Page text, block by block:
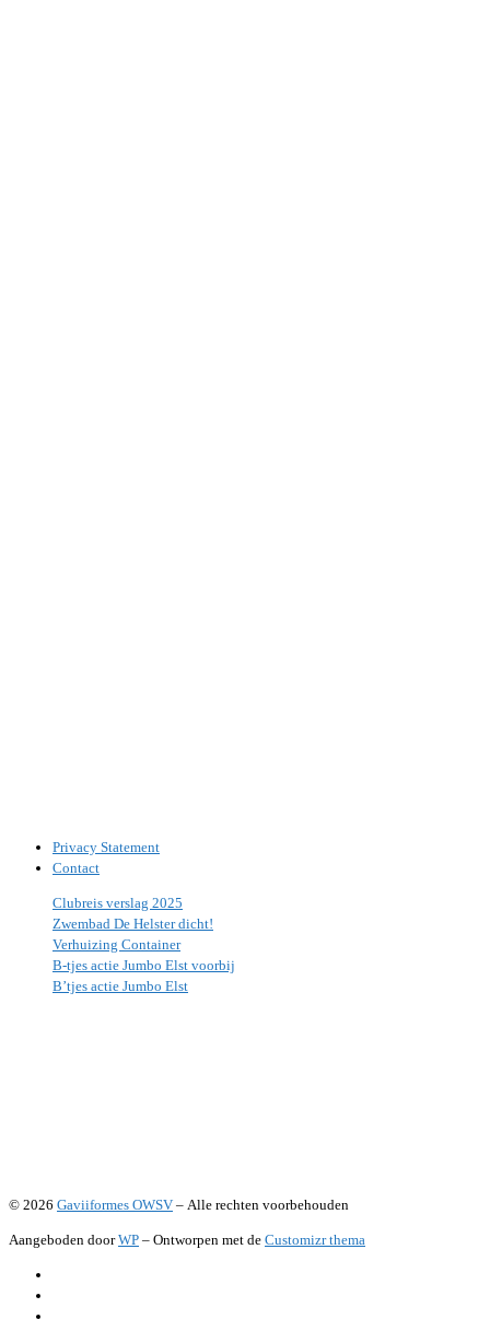
Privacy Statement
Contact
Clubreis verslag 2025
Zwembad De Helster dicht!
Verhuizing Container
B-tjes actie Jumbo Elst voorbij
B’tjes actie Jumbo Elst
© 2026 Gaviiformes OWSV – Alle rechten voorbehouden
Aangeboden doorWP – Ontworpen met de Customizr thema